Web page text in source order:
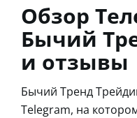
Обзор
Бычий
и отзывы
Бычий Тренд
Telegram, на